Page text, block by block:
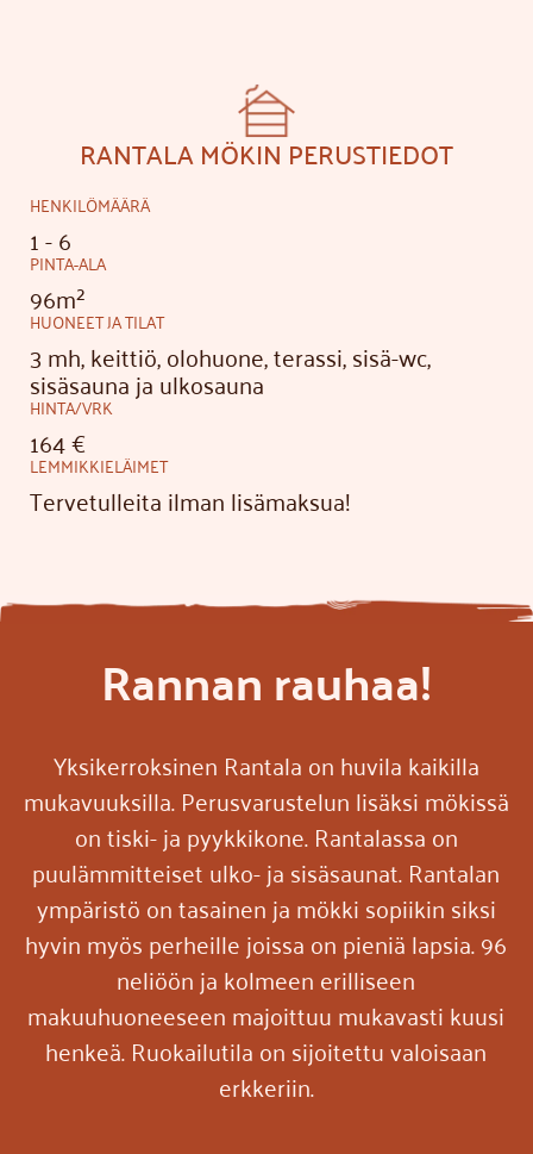
RANTALA MÖKIN PERUSTIEDOT
HENKILÖMÄÄRÄ
1 - 6
PINTA-ALA
96m²
HUONEET JA TILAT
3 mh, keittiö, olohuone, terassi, sisä-wc,
sisäsauna ja ulkosauna
HINTA/VRK
164 €
LEMMIKKIELÄIMET
Tervetulleita ilman lisämaksua!
Rannan rauhaa!
Yksikerroksinen Rantala on huvila kaikilla
mukavuuksilla. Perusvarustelun lisäksi mökissä
on tiski- ja pyykkikone. Rantalassa on
puulämmitteiset ulko- ja sisäsaunat. Rantalan
ympäristö on tasainen ja mökki sopiikin siksi
hyvin myös perheille joissa on pieniä lapsia. 96
neliöön ja kolmeen erilliseen
makuuhuoneeseen majoittuu mukavasti kuusi
henkeä. Ruokailutila on sijoitettu valoisaan
erkkeriin.